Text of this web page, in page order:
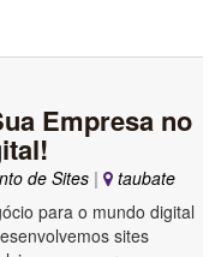
Empresa no
de Sites |
taubate
para o mundo digital
sites